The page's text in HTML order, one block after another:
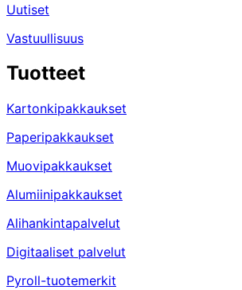
Uutiset
Vastuullisuus
Tuotteet
Kartonkipakkaukset
Paperipakkaukset
Muovipakkaukset
Alumiinipakkaukset
Alihankintapalvelut
Digitaaliset palvelut
Pyroll-tuotemerkit